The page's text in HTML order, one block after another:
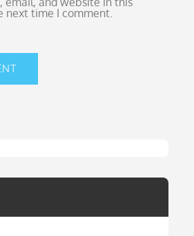
next time I comment.